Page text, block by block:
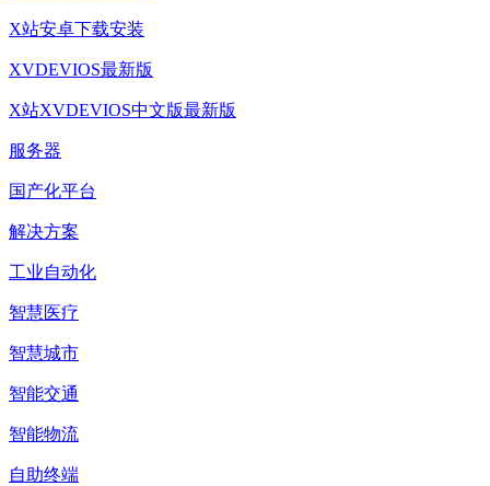
X站安卓下载安装
XVDEVIOS最新版
X站XVDEVIOS中文版最新版
服务器
国产化平台
解决方案
工业自动化
智慧医疗
智慧城市
智能交通
智能物流
自助终端